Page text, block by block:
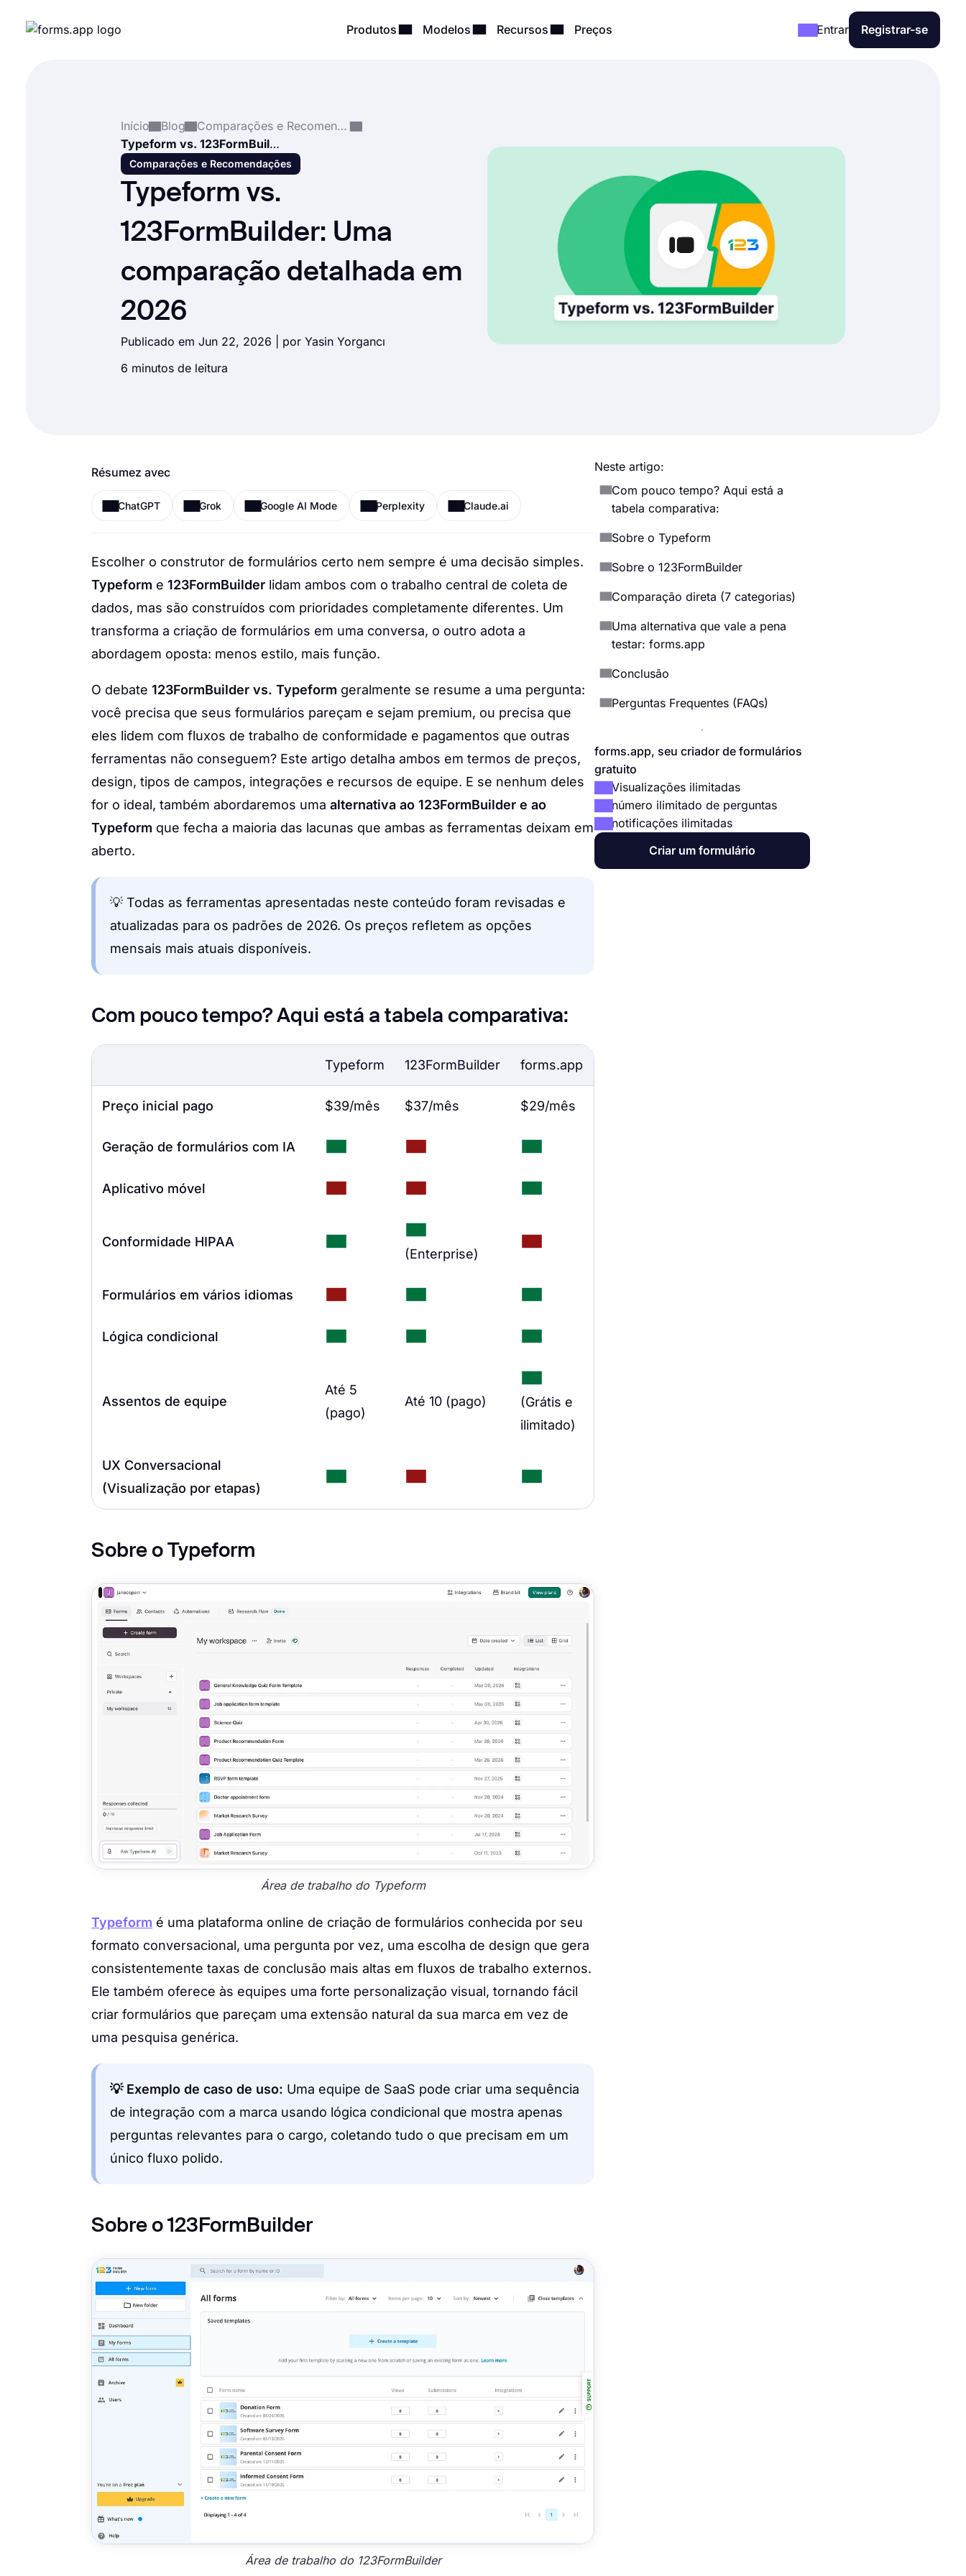
Produtos Modelos Recursos Preços Entrar Registrar-se
Início Blog
Comparações e Recomendações
Typeform vs. 123FormBuilder: Uma comparação detalhada em 2026
Comparações e Recomendações
Typeform vs.
123FormBuilder: Uma
comparação detalhada em
2026
Publicado em Jun 22, 2026 | por Yasin Yorgancı
6 minutos de leitura
Résumez avec
ChatGPT Grok Google AI Mode Perplexity Claude.ai
Escolher o construtor de formulários certo nem sempre é uma decisão simples.
Typeform e 123FormBuilder lidam ambos com o trabalho central de coleta de
dados, mas são construídos com prioridades completamente diferentes. Um
transforma a criação de formulários em uma conversa, o outro adota a
abordagem oposta: menos estilo, mais função.
O debate 123FormBuilder vs. Typeform geralmente se resume a uma pergunta:
você precisa que seus formulários pareçam e sejam premium, ou precisa que
eles lidem com fluxos de trabalho de conformidade e pagamentos que outras
ferramentas não conseguem? Este artigo detalha ambos em termos de preços,
design, tipos de campos, integrações e recursos de equipe. E se nenhum deles
for o ideal, também abordaremos uma alternativa ao 123FormBuilder e ao
Typeform que fecha a maioria das lacunas que ambas as ferramentas deixam em
aberto.
💡 Todas as ferramentas apresentadas neste conteúdo foram revisadas e
atualizadas para os padrões de 2026. Os preços refletem as opções
mensais mais atuais disponíveis.
Com pouco tempo? Aqui está a tabela comparativa:
Typeform 123FormBuilder forms.app
Preço inicial pago $39/mês $37/mês $29/mês
Geração de formulários com IA
Aplicativo móvel
Conformidade HIPAA
(Enterprise)
Formulários em vários idiomas
Lógica condicional
Assentos de equipe
Até 5
(pago)
Até 10 (pago)
(Grátis e
ilimitado)
UX Conversacional
(Visualização por etapas)
Sobre o Typeform
Área de trabalho do Typeform
Typeform é uma plataforma online de criação de formulários conhecida por seu
formato conversacional, uma pergunta por vez, uma escolha de design que gera
consistentemente taxas de conclusão mais altas em fluxos de trabalho externos.
Ele também oferece às equipes uma forte personalização visual, tornando fácil
criar formulários que pareçam uma extensão natural da sua marca em vez de
uma pesquisa genérica.
💡 Exemplo de caso de uso: Uma equipe de SaaS pode criar uma sequência
de integração com a marca usando lógica condicional que mostra apenas
perguntas relevantes para o cargo, coletando tudo o que precisam em um
único fluxo polido.
Sobre o 123FormBuilder
Área de trabalho do 123FormBuilder
Neste artigo:
Com pouco tempo? Aqui está a
tabela comparativa:
Sobre o Typeform
Sobre o 123FormBuilder
Comparação direta (7 categorias)
Uma alternativa que vale a pena
testar: forms.app
Conclusão
Perguntas Frequentes (FAQs)
forms.app, seu criador de formulários
gratuito
Visualizações ilimitadas
número ilimitado de perguntas
notificações ilimitadas
Criar um formulário